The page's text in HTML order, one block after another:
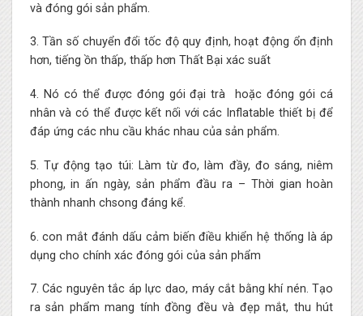
và đóng gói sản phẩm.
3. Tần số chuyển đổi tốc độ quy định, hoạt động ổn định
hơn, tiếng ồn thấp, thấp hơn Thất Bại xác suất
4. Nó có thể được đóng gói đại trà hoặc đóng gói cá
nhân và có thể được kết nối với các Inflatable thiết bị để
đáp ứng các nhu cầu khác nhau của sản phẩm.
5. Tự động tạo túi: Làm từ đo, làm đầy, đo sáng, niêm
phong, in ấn ngày, sản phẩm đầu ra – Thời gian hoàn
thành nhanh chsong đáng kể.
6. con mắt đánh dấu cảm biến điều khiển hệ thống là áp
dụng cho chính xác đóng gói của sản phẩm
7. Các nguyên tắc áp lực dao, máy cắt bằng khí nén. Tạo
ra sản phẩm mang tính đồng đều và đẹp mắt, thu hút